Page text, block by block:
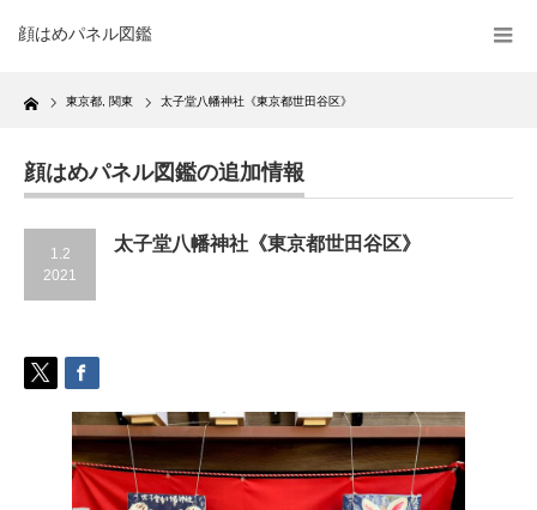
顔はめパネル図鑑
Home 東京都 関東 太子堂八幡神社《東京都世田谷区》
顔はめパネル図鑑の追加情報
1.2
2021
太子堂八幡神社《東京都世田谷区》